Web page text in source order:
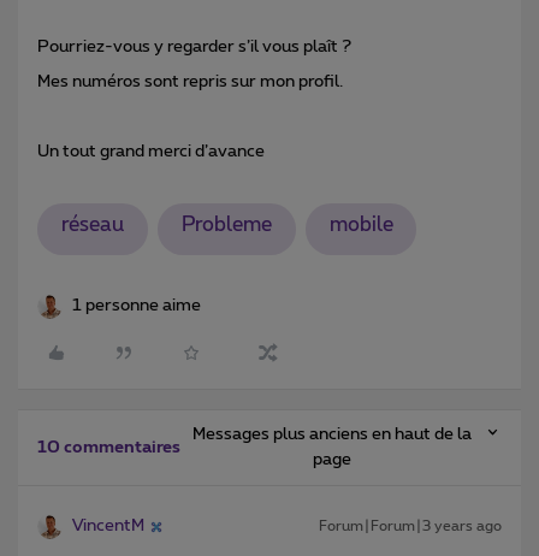
Pourriez-vous y regarder s’il vous plaît ?
Mes numéros sont repris sur mon profil.
Un tout grand merci d’avance
réseau Probleme mobile
1 personne aime
10 commentaires
Messages plus anciens en haut de la
page
VincentM Forum|Forum|3 years ago